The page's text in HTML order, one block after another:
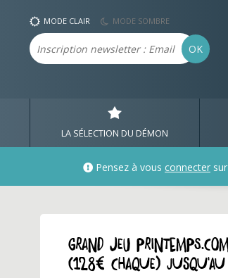
MODE CLAIR MODE SOMBRE
Email OK
LA SÉLECTION DU DÉMON
Pensez à vous connecter
GRAND JEU
(128€ chaque)